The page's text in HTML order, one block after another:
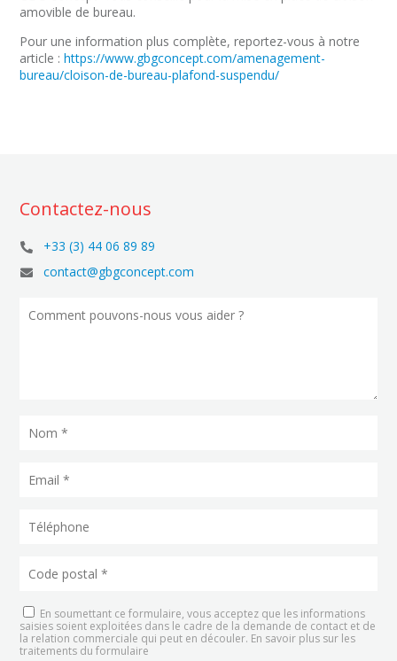
amovible de bureau.
Pour une information plus complète, reportez-vous à notre
article :https://www.gbgconcept.com/amenagement-
bureau/cloison-de-bureau-plafond-suspendu/
Contactez-nous
 +33 (3) 44 06 89 89
 contact@gbgconcept.com
En soumettant ce formulaire, vous acceptez que les informations
saisies soient exploitées dans le cadre de la demande de contact et de
la relation commerciale qui peut en découler. En savoir plus sur les
traitements du formulaire